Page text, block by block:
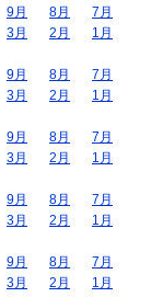
9月 8月
7月
3月 2月
1月
9月 8月
7月
3月 2月
1月
9月 8月
7月
3月 2月
1月
9月 8月
7月
3月 2月
1月
9月 8月
7月
3月 2月
1月